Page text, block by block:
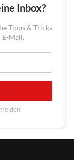
Inbox?
Tipps & Tricks
Mail.